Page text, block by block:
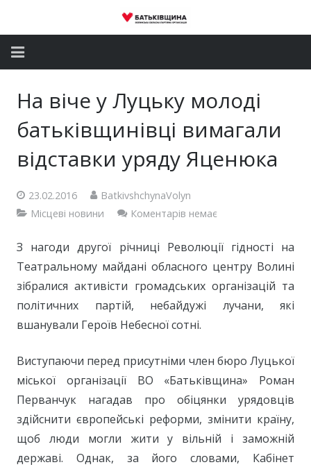
Партія
Громадські приймальні
Контакти
На віче у Луцьку молоді
батьківщинівці вимагали
відставки уряду Яценюка
23.02.2016
BatkivshchynaVolyn
Місцеві новини
Коментарів немає
З нагоди другої річниці Революції гідності на
Театральному майдані обласного центру Волині
зібралися активісти громадських організацій та
політичних партій, небайдужі лучани, які
вшанували Героїв Небесної сотні.
Виступаючи перед присутніми член бюро Луцької
міської організації ВО «Батьківщина» Роман
Перванчук нагадав про обіцянки урядовців
здійснити європейські реформи, змінити країну,
щоб люди могли жити у вільній і заможній
державі. Однак, за його словами, Кабінет